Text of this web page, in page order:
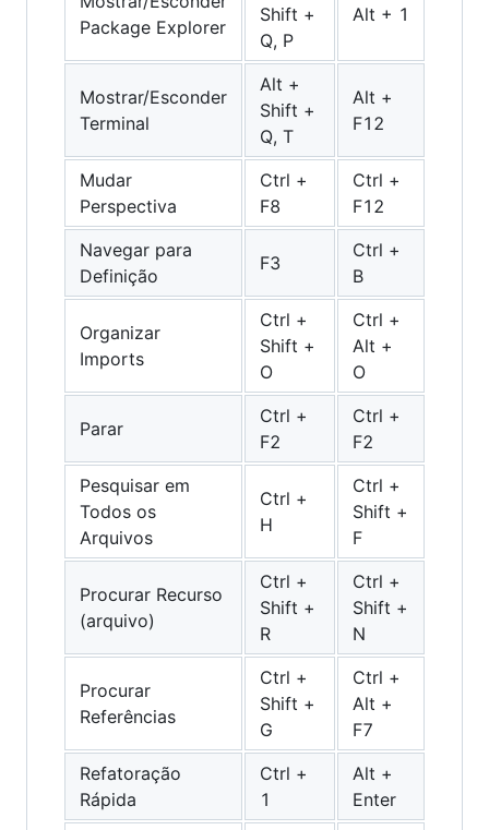
Package Explorer
Shift +
Q, P
Alt + 1
Mostrar/Esconder
Terminal
Alt +
Shift +
Q, T
Alt +
F12
Mudar
Perspectiva
Ctrl +
F8
Ctrl +
F12
Navegar para
Definição
F3
Ctrl +
B
Organizar
Imports
Ctrl +
Shift +
O
Ctrl +
Alt +
O
Parar
Ctrl +
F2
Ctrl +
F2
Pesquisar em
Todos os
Arquivos
Ctrl +
H
Ctrl +
Shift +
F
Procurar Recurso
(arquivo)
Ctrl +
Shift +
R
Ctrl +
Shift +
N
Procurar
Referências
Ctrl +
Shift +
G
Ctrl +
Alt +
F7
Refatoração
Rápida
Ctrl +
1
Alt +
Enter